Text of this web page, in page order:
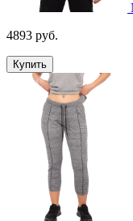
4893 руб.
Купить